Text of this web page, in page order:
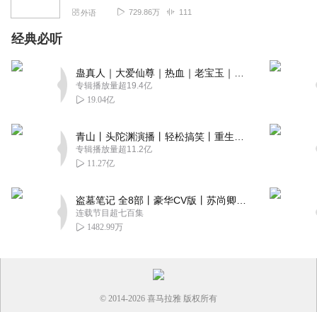
外语 729.86万 111
经典必听
专辑播放量超19.4亿
19.04亿
专辑播放量超11.2亿
11.27亿
连载节目超七百集
1482.99万
© 2014-2026 喜马拉雅 版权所有